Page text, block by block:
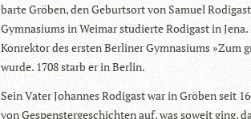
barte Grö­ben, den Geburts­ort von Samuel
Gym­na­si­ums in Wei­mar stu­dierte Rodi­gast in
Kon­rek­tor des ers­ten Ber­li­ner Gym­na­si­ums »Zum
wurde. 1708 starb er in Berlin.
Sein Vater Johan­nes Rodi­gast war in Grö­ben seit
von Gespens­ter­ge­schich­ten auf, was soweit ging,